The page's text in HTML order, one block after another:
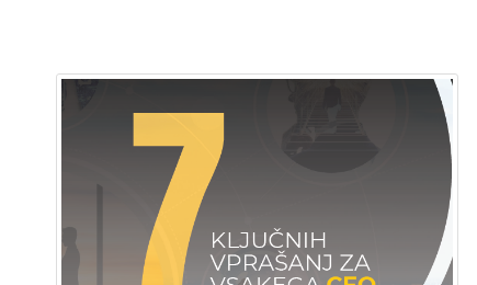
VEDNO
PARTNERJA